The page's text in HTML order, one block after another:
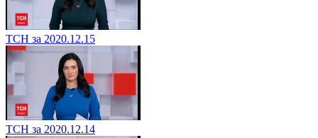
ТСН за 2020.12.15
ТСН за 2020.12.14